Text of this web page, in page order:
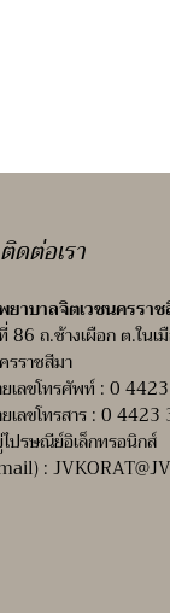
ติดต่อเรา
ยาบาลจิตเวชนครรา
86 ถ.ช้างเผือก ต.ในเ
รราชสีมา
เลขโทรศัพท์ : 0
เลขโทรสาร : 0
ปรษณีย์อิเล็กทรอนิกส์
: